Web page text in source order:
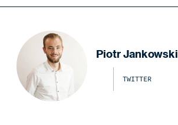
Piotr Jankowski
TWITTER